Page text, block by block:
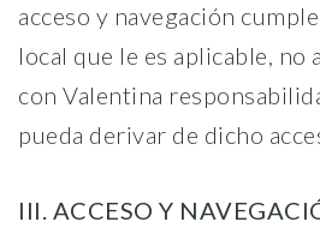
acceso y navegación
local que le es aplicable, no
con Valentina
pueda derivar de dicho
III. ACCESO Y